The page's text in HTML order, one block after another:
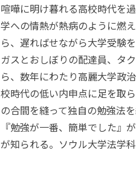
喧嘩に明け暮れる高校時代を
学への情熱が熱病のように燃
ら、遅ればせながら大学受験
ガスとおしぼりの配達員、タ
ら、数年にわたり高麗大学政
校時代の低い内申点に足を取
の合間を縫って独自の勉強法
『勉強が一番、簡単でした』
が知られる。ソウル大学法学